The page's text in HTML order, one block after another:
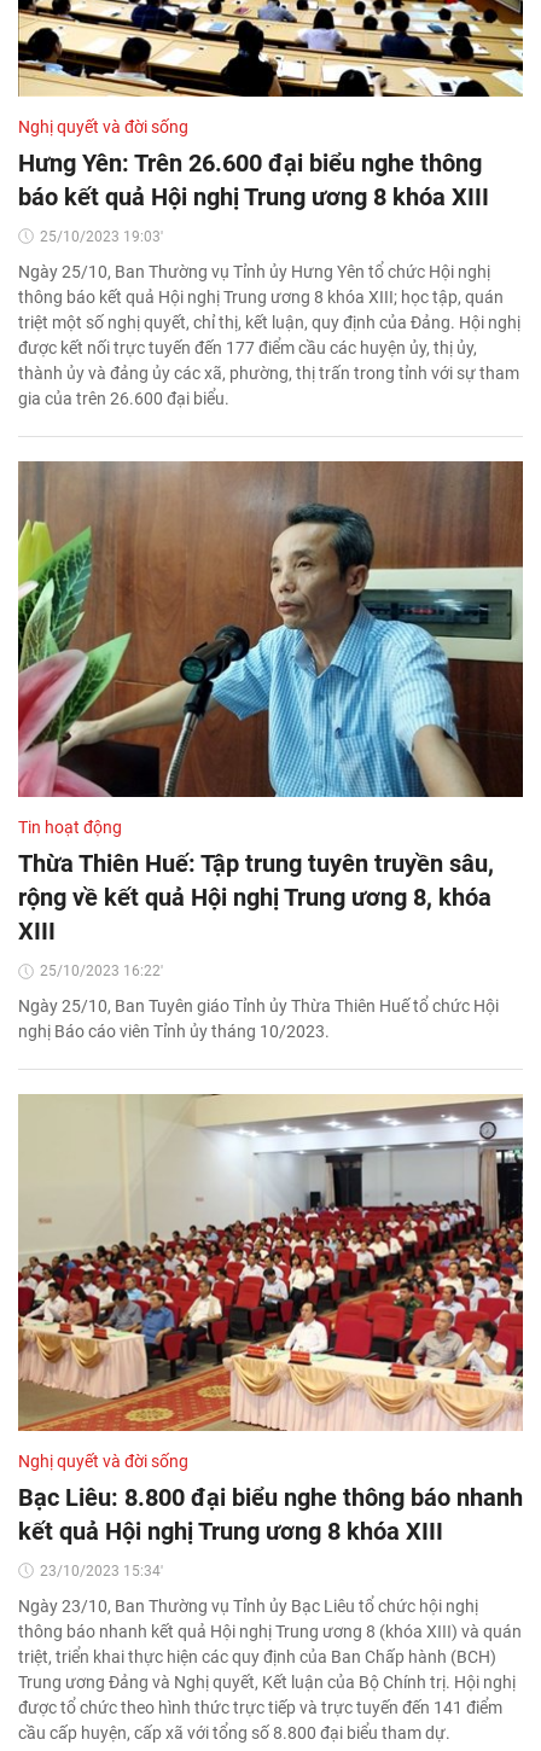
Nghị quyết và đời sống
Hưng Yên: Trên 26.600 đại biểu nghe thông
báo kết quả Hội nghị Trung ương 8 khóa XIII
25/10/2023 19:03'
Ngày 25/10, Ban Thường vụ Tỉnh ủy Hưng Yên tổ chức Hội nghị
thông báo kết quả Hội nghị Trung ương 8 khóa XIII; học tập, quán
triệt một số nghị quyết, chỉ thị, kết luận, quy định của Đảng. Hội nghị
được kết nối trực tuyến đến 177 điểm cầu các huyện ủy, thị ủy,
thành ủy và đảng ủy các xã, phường, thị trấn trong tỉnh với sự tham
gia của trên 26.600 đại biểu.
Tin hoạt động
Thừa Thiên Huế: Tập trung tuyên truyền sâu,
rộng về kết quả Hội nghị Trung ương 8, khóa
XIII
25/10/2023 16:22'
Ngày 25/10, Ban Tuyên giáo Tỉnh ủy Thừa Thiên Huế tổ chức Hội
nghị Báo cáo viên Tỉnh ủy tháng 10/2023.
Nghị quyết và đời sống
Bạc Liêu: 8.800 đại biểu nghe thông báo nhanh
kết quả Hội nghị Trung ương 8 khóa XIII
23/10/2023 15:34'
Ngày 23/10, Ban Thường vụ Tỉnh ủy Bạc Liêu tổ chức hội nghị
thông báo nhanh kết quả Hội nghị Trung ương 8 (khóa XIII) và quán
triệt, triển khai thực hiện các quy định của Ban Chấp hành (BCH)
Trung ương Đảng và Nghị quyết, Kết luận của Bộ Chính trị. Hội nghị
được tổ chức theo hình thức trực tiếp và trực tuyến đến 141 điểm
cầu cấp huyện, cấp xã với tổng số 8.800 đại biểu tham dự.